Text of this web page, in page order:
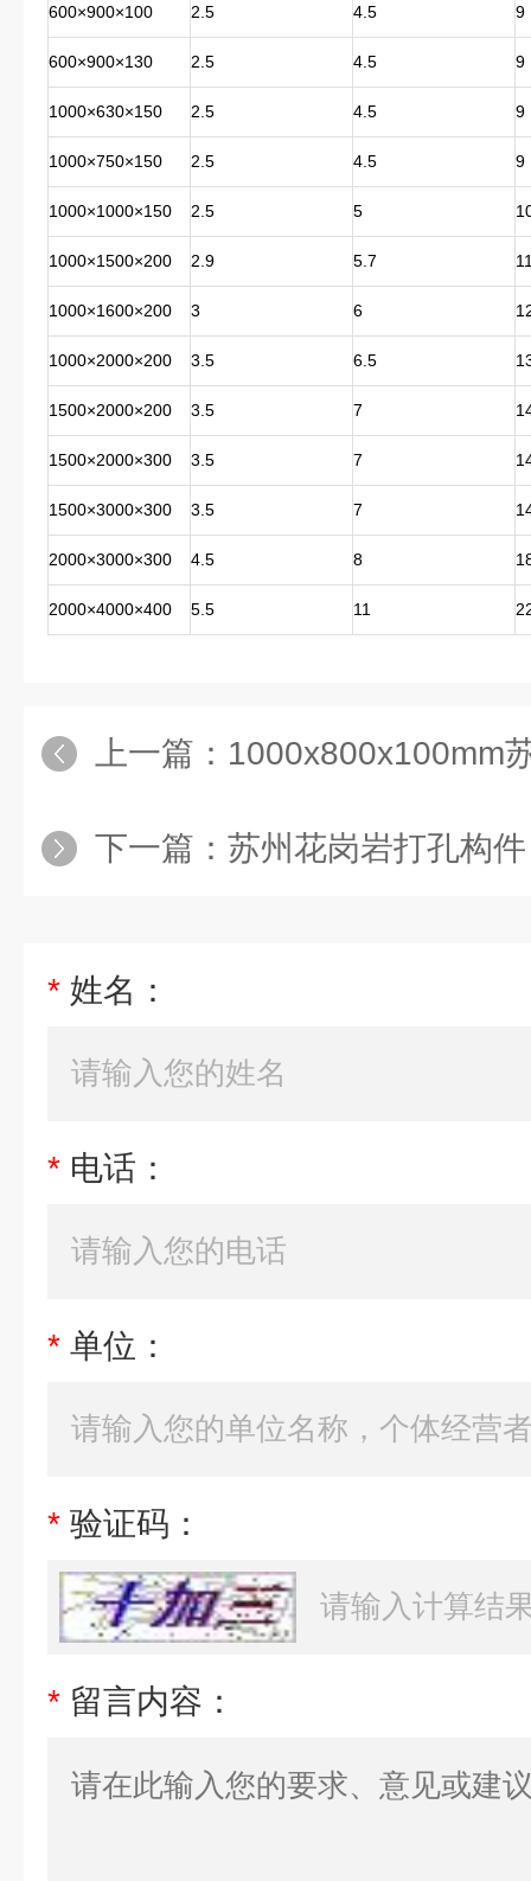
600×900×100 2.5 4.5 9
600×900×130 2.5 4.5 9
1000×630×150 2.5 4.5 9
1000×750×150 2.5 4.5 9
1000×1000×150 2.5 5
1000×1500×200 2.9 5.7
1000×1600×200 3 6
1000×2000×200 3.5 6.5
1500×2000×200 3.5 7
1500×2000×300 3.5 7
1500×3000×300 3.5 7
2000×3000×300 4.5 8
2000×4000×400 5.5 11
上一篇： 1000x800x100mm
下一篇： 苏州花岗岩打孔构件
* 姓名：
* 电话：
* 单位：
* 验证码：
* 留言内容：